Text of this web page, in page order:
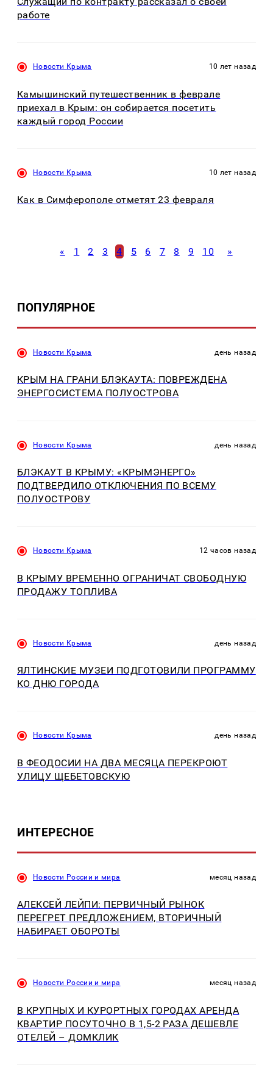
работе
Новости Крыма 10 лет назад
Камышинский путешественник в феврале
приехал в Крым: он собирается посетить
каждый город России
Новости Крыма 10 лет назад
Как в Симферополе отметят 23 февраля
« 1 2 3 4 5 6 7 8 9 10 »
ПОПУЛЯРНОЕ
Новости Крыма день назад
КРЫМ НА ГРАНИ БЛЭКАУТА: ПОВРЕЖДЕНА
ЭНЕРГОСИСТЕМА ПОЛУОСТРОВА
Новости Крыма день назад
БЛЭКАУТ В КРЫМУ: «КРЫМЭНЕРГО»
ПОДТВЕРДИЛО ОТКЛЮЧЕНИЯ ПО ВСЕМУ
ПОЛУОСТРОВУ
Новости Крыма 12 часов назад
В КРЫМУ ВРЕМЕННО ОГРАНИЧАТ СВОБОДНУЮ
ПРОДАЖУ ТОПЛИВА
Новости Крыма день назад
ЯЛТИНСКИЕ МУЗЕИ ПОДГОТОВИЛИ ПРОГРАММУ
КО ДНЮ ГОРОДА
Новости Крыма день назад
В ФЕОДОСИИ НА ДВА МЕСЯЦА ПЕРЕКРОЮТ
УЛИЦУ ЩЕБЕТОВСКУЮ
ИНТЕРЕСНОЕ
Новости России и мира месяц назад
АЛЕКСЕЙ ЛЕЙПИ: ПЕРВИЧНЫЙ РЫНОК
ПЕРЕГРЕТ ПРЕДЛОЖЕНИЕМ, ВТОРИЧНЫЙ
НАБИРАЕТ ОБОРОТЫ
Новости России и мира месяц назад
В КРУПНЫХ И КУРОРТНЫХ ГОРОДАХ АРЕНДА
КВАРТИР ПОСУТОЧНО В 1,5-2 РАЗА ДЕШЕВЛЕ
ОТЕЛЕЙ – ДОМКЛИК